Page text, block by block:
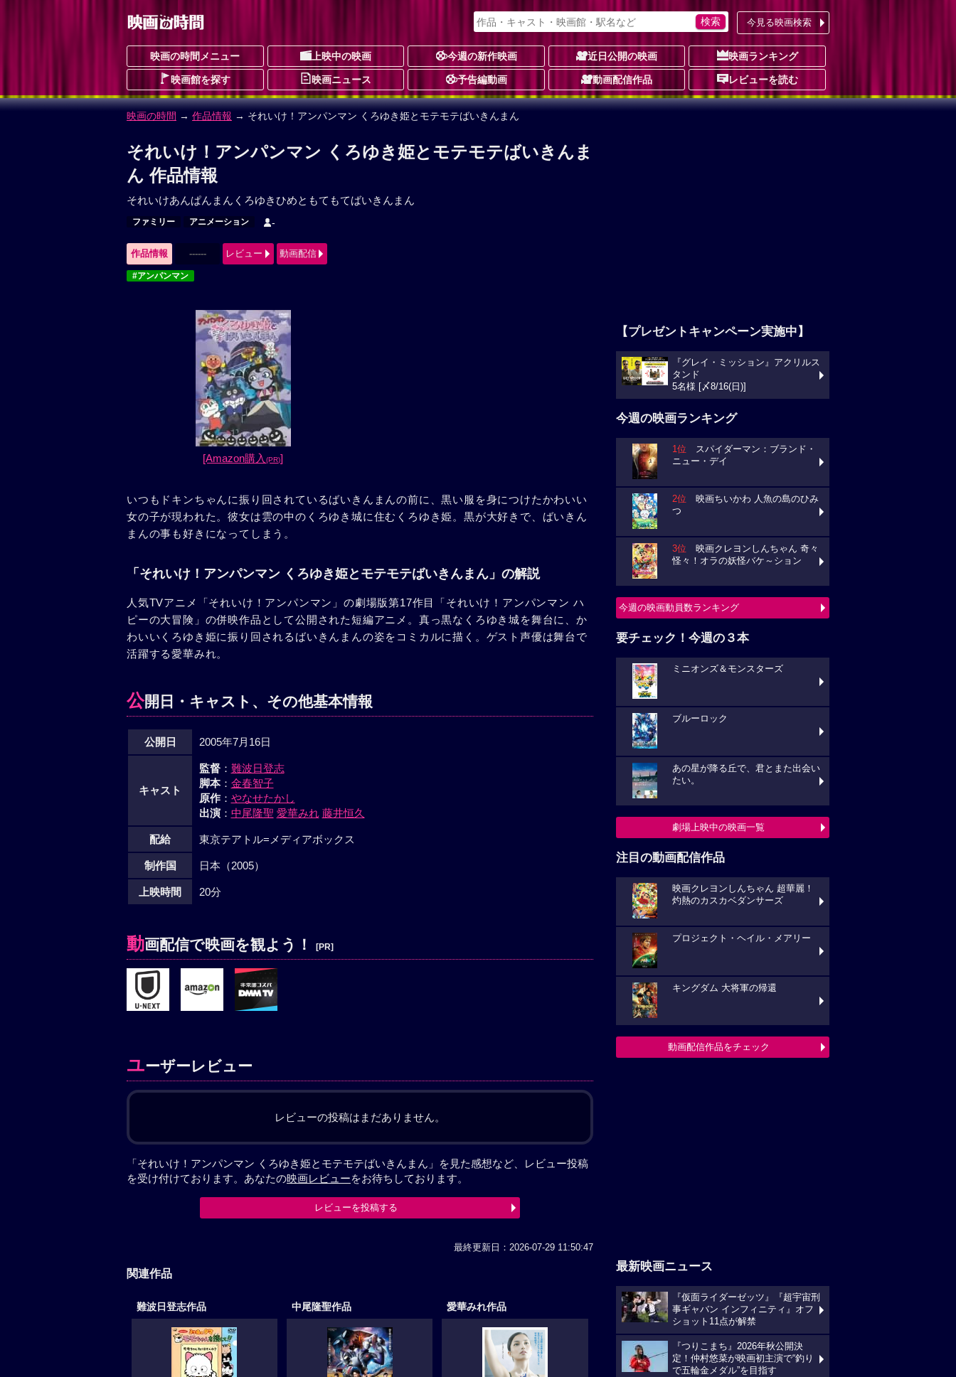
今見る映画検索
映画の時間メニュー 上映中の映画 今週の新作映画 近日公開の映画 映画ランキング
映画館を探す 映画ニュース 予告編動画 動画配信作品 レビューを読む
映画の時間 → 作品情報 → それいけ！アンパンマン くろゆき姫とモテモテばいきんまん
それいけ！アンパンマン くろゆき姫とモテモテばいきんま
ん 作品情報
それいけあんぱんまんくろゆきひめともてもてばいきんまん
ファミリー アニメーション -
作品情報 ------ レビュー 動画配信
#アンパンマン
[Amazon購入(PR)]
いつもドキンちゃんに振り回されているばいきんまんの前に、黒い服を身につけたかわいい
女の子が現われた。彼女は雲の中のくろゆき城に住むくろゆき姫。黒が大好きで、ばいきん
まんの事も好きになってしまう。
「それいけ！アンパンマン くろゆき姫とモテモテばいきんまん」の解説
人気TVアニメ「それいけ！アンパンマン」の劇場版第17作目「それいけ！アンパンマン ハ
ピーの大冒険」の併映作品として公開された短編アニメ。真っ黒なくろゆき城を舞台に、か
わいいくろゆき姫に振り回されるばいきんまんの姿をコミカルに描く。ゲスト声優は舞台で
活躍する愛華みれ。
公開日・キャスト、その他基本情報
公開日 2005年7月16日
キャスト
監督： 難波日登志
脚本： 金春智子
原作： やなせたかし
出演： 中尾隆聖 愛華みれ 藤井恒久
配給 東京テアトル=メディアボックス
制作国 日本（2005）
上映時間 20分
動画配信で映画を観よう！ [PR]
ユーザーレビュー
レビューの投稿はまだありません。
「それいけ！アンパンマン くろゆき姫とモテモテばいきんまん」を見た感想など、レビュー投稿
を受け付けております。あなたの映画レビューをお待ちしております。
レビューを投稿する
最終更新日：2026-07-29 11:50:47
関連作品
難波日登志作品 中尾隆聖作品 愛華みれ作品
【プレゼントキャンペーン実施中】
『グレイ・ミッション』アクリルス
タンド
5名様 [〆8/16(日)]
今週の映画ランキング
1位 スパイダーマン：ブランド・
ニュー・デイ
2位 映画ちいかわ 人魚の島のひみ
つ
3位 映画クレヨンしんちゃん 奇々
怪々！オラの妖怪バケ～ション
今週の映画動員数ランキング
要チェック！今週の３本
ミニオンズ＆モンスターズ
ブルーロック
あの星が降る丘で、君とまた出会い
たい。
劇場上映中の映画一覧
注目の動画配信作品
映画クレヨンしんちゃん 超華麗！
灼熱のカスカベダンサーズ
プロジェクト・ヘイル・メアリー
キングダム 大将軍の帰還
動画配信作品をチェック
最新映画ニュース
『仮面ライダーゼッツ』『超宇宙刑
事ギャバン インフィニティ』オフ
ショット11点が解禁
『つりこまち』2026年秋公開決
定！仲村悠菜が映画初主演で“釣り
で五輪金メダル”を目指す